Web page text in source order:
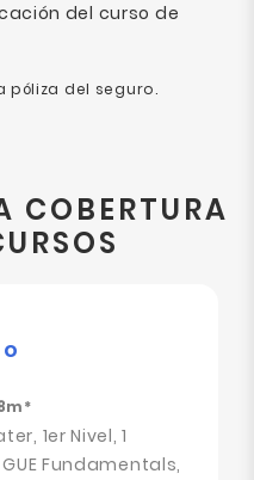
del curso de
póliza del seguro.
COBERTURA
1er Nivel, 1
GUE Fundamentals,